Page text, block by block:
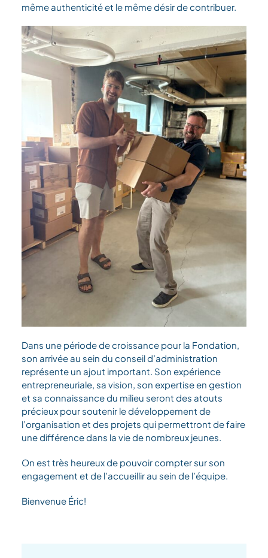
même authenticité et le même désir de contribuer.
Dans une période de croissance pour la Fondation,
son arrivée au sein du conseil d’administration
représente un ajout important. Son expérience
entrepreneuriale, sa vision, son expertise en gestion
et sa connaissance du milieu seront des atouts
précieux pour soutenir le développement de
l’organisation et des projets qui permettront de faire
une différence dans la vie de nombreux jeunes.
On est très heureux de pouvoir compter sur son
engagement et de l’accueillir au sein de l’équipe.
Bienvenue Éric!